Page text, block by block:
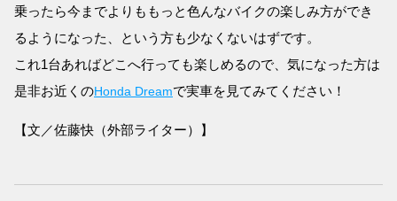
乗ったら今までよりももっと色んなバイクの楽しみ方ができ
るようになった、という方も少なくないはずです。
これ1台あればどこへ行っても楽しめるので、気になった方は
是非お近くのHonda Dreamで実車を見てみてください！
【文／佐藤快（外部ライター）】